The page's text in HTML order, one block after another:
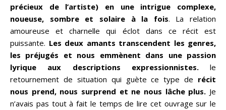
précieux de l’artiste) en une intrigue complexe,
noueuse, sombre et solaire à la fois. La relation
amoureuse et charnelle qui éclot dans ce récit est
puissante. Les deux amants transcendent les genres,
les préjugés et nous emmènent dans une passion
lyrique aux descriptions expressionnistes.le
retournement de situation qui guète ce type de récit
nous prend, nous surprend et ne nous lâche plus. Je
n’avais pas tout à fait le temps de lire cet ouvrage sur le